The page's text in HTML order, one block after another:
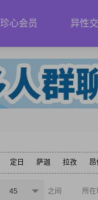
珍心会员 异性
定日 萨迦 拉孜 昂
45 之间 所在